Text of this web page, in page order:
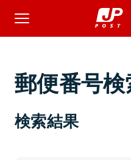
郵便番号
検索結果